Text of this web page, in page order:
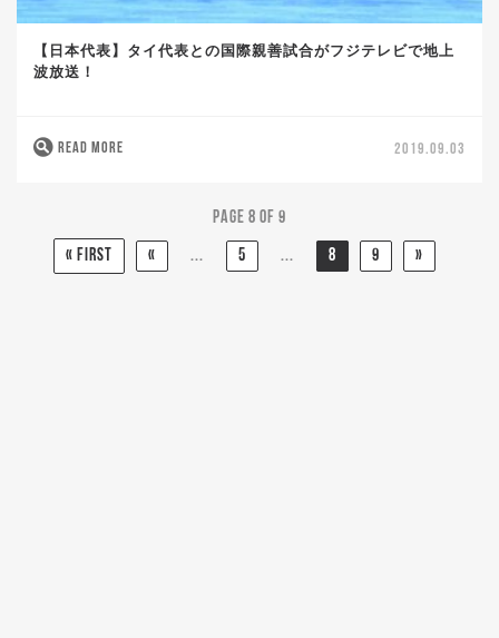
【日本代表】タイ代表との国際親善試合がフジテレビで地上
波放送！
READ MORE 2019.09.03
Page 8 of 9
« First « ... 5 ... 8 9 »